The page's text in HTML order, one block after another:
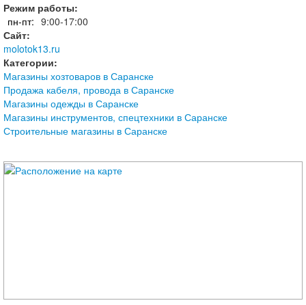
Режим работы:
пн-пт: 9:00-17:00
Сайт:
molotok13.ru
Категории:
Магазины хозтоваров в Саранске
Продажа кабеля, провода в Саранске
Магазины одежды в Саранске
Магазины инструментов, спецтехники в Саранске
Строительные магазины в Саранске